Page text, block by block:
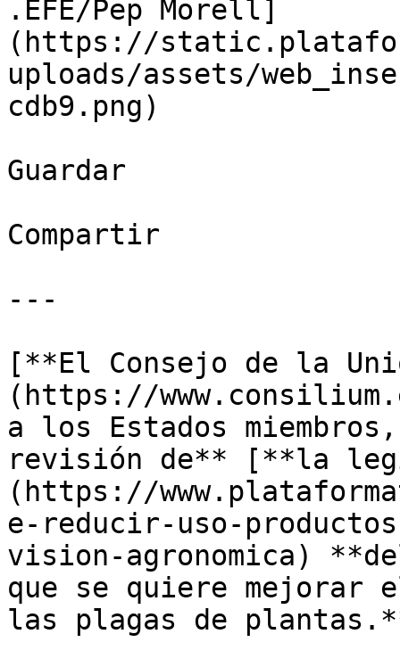
.EFE/Pep Morell]
(https://
uploads/assets/
cdb9.png)
Guardar
Compartir
---
[**El Consejo de la
(https://
a los Estados
revisión de** [**la
(https://
e-reducir-uso-
vision-agronomica)
que se quiere mejorar
las plagas de